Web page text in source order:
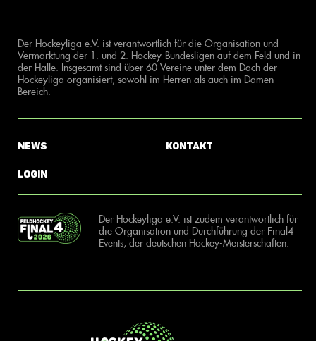
Der Hockeyliga e.V. ist verantwortlich für die Organisation und
Vermarktung der 1. und 2. Hockey-Bundesligen auf dem Feld und in
der Halle. Insgesamt sind über 60 Vereine unter dem Dach der
Hockeyliga organisiert, sowohl im Herren als auch im Damen
Bereich.
News
Login
Kontakt
Der Hockeyliga e.V. ist zudem verantwortlich für
die Organisation und Durchführung der Final4
Events, der deutschen Hockey-Meisterschaften.